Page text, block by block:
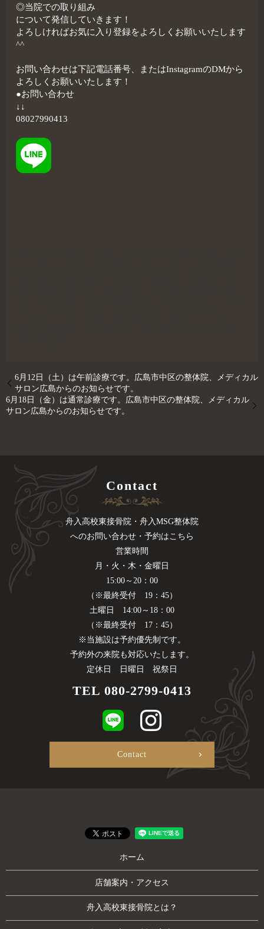
◎当院での取り組み
について発信していきます！
よろしければお気に入り登録をよろしくお願いいたします
^^
お問い合わせは下記電話番号、またはInstagramのDMから
よろしくお願いいたします！
●お問い合わせ
↓↓
08027990413
6月12日（土）は午前診療です。広島市中区の整体院、メディカル
サロン広島からのお知らせです。
6月18日（金）は通常診療です。広島市中区の整体院、メディカル
サロン広島からのお知らせです。
Contact
舟入高校東接骨院・舟入MSG整体院
へのお問い合わせ・予約はこちら
営業時間
月・火・木・金曜日
15:00～20：00
（※最終受付 19：45）
土曜日 14:00～18：00
（※最終受付 17：45）
※当施設は予約優先制です。
予約外の来院も対応いたします。
定休日 日曜日 祝祭日
TEL 080-2799-0413
Contact
ホーム
店舗案内・アクセス
舟入高校東接骨院とは？